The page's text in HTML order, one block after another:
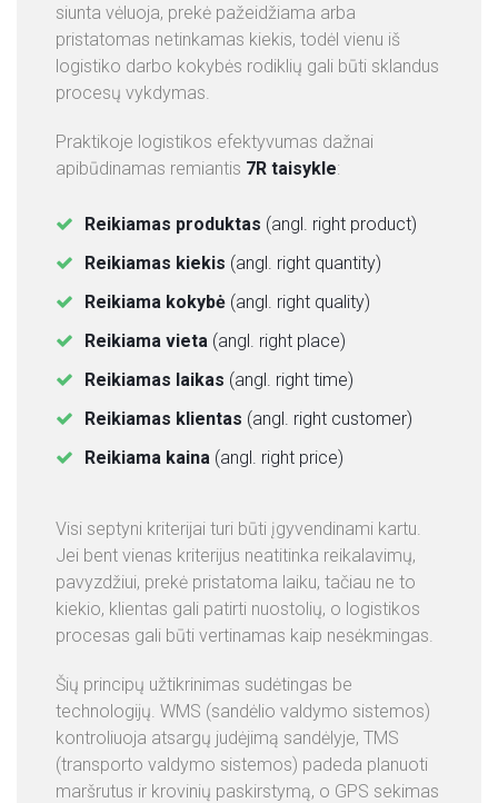
siunta vėluoja, prekė pažeidžiama arba
pristatomas netinkamas kiekis, todėl vienu iš
logistiko darbo kokybės rodiklių gali būti sklandus
procesų vykdymas.
Praktikoje logistikos efektyvumas dažnai
apibūdinamas remiantis 7R taisykle:
Reikiamas produktas (angl. right product)
Reikiamas kiekis (angl. right quantity)
Reikiama kokybė (angl. right quality)
Reikiama vieta (angl. right place)
Reikiamas laikas (angl. right time)
Reikiamas klientas (angl. right customer)
Reikiama kaina (angl. right price)
Visi septyni kriterijai turi būti įgyvendinami kartu.
Jei bent vienas kriterijus neatitinka reikalavimų,
pavyzdžiui, prekė pristatoma laiku, tačiau ne to
kiekio, klientas gali patirti nuostolių, o logistikos
procesas gali būti vertinamas kaip nesėkmingas.
Šių principų užtikrinimas sudėtingas be
technologijų. WMS (sandėlio valdymo sistemos)
kontroliuoja atsargų judėjimą sandėlyje, TMS
(transporto valdymo sistemos) padeda planuoti
maršrutus ir krovinių paskirstymą, o GPS sekimas